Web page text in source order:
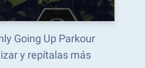
Going Up Parkour
y repítalas más